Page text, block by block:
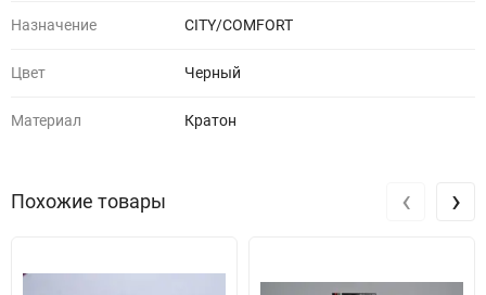
Назначение CITY/COMFORT
Цвет Черный
Материал Кратон
Похожие товары ‹ ›